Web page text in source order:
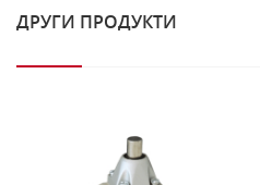
ДРУГИ ПРОДУКТИ